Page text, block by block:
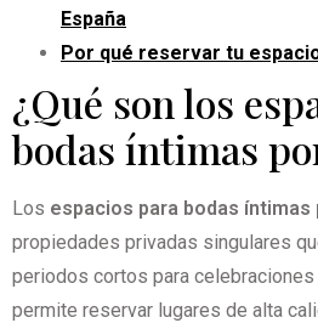
España
Por qué reservar tu
¿Qué son los
bodas íntimas
Los espacios para bodas íntimas
propiedades privadas singulares
periodos cortos para
permite reservar lugares de alta